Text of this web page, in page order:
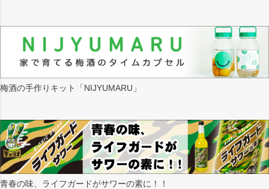
梅酒の手作りキット「NIJYUMARU」
青春の味、ライフガードがサワーの素に！！